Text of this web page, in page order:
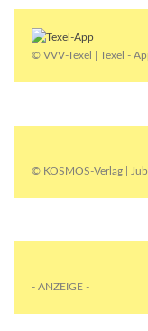
© VVV-Texel | Texel -
© KOSMOS-Verlag |
- ANZEIGE -